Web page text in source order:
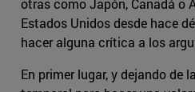
otras como Japón, Canadá o
Estados Unidos desde hace
hacer alguna crítica a los
En primer lugar, y dejando de